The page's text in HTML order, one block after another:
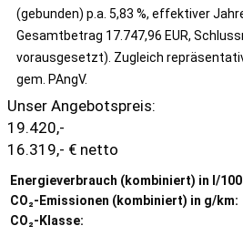
(gebunden) p.a. 5,83 %, effektiver
Gesamtbetrag 17.747,96 EUR,
vorausgesetzt). Zugleich
gem. PAngV.
Unser Angebotspreis:
19.420,-
16.319,- € netto
Energieverbrauch (kombiniert) in l/100
CO₂-Emissionen (kombiniert) in g/km:
CO₂-Klasse: